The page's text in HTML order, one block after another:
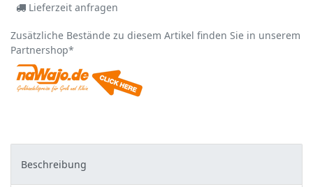
Lieferzeit anfragen
Zusätzliche Bestände zu diesem Artikel finden Sie in unserem
Partnershop*
Beschreibung